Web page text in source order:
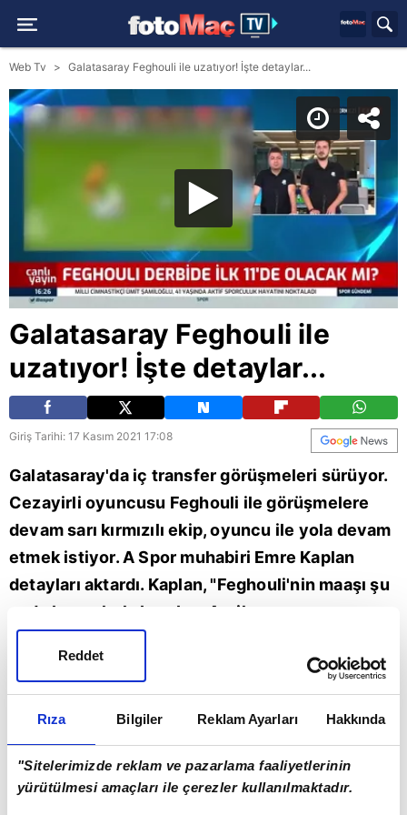
Rıza Bilgiler Reklam Ayarları Hakkında
"Sitelerimizde reklam ve pazarlama faaliyetlerinin
yürütülmesi amaçları ile çerezler kullanılmaktadır.
Reddet
Web Tv Galatasaray Feghouli ile uzatıyor! İşte detaylar...
Galatasaray Feghouli ile
uzatıyor! İşte detaylar...
Giriş Tarihi: 17 Kasım 2021 17:08
Galatasaray'da iç transfer görüşmeleri sürüyor.
Cezayirli oyuncusu Feghouli ile görüşmelere
devam sarı kırmızılı ekip, oyuncu ile yola devam
etmek istiyor. A Spor muhabiri Emre Kaplan
detayları aktardı. Kaplan, "Feghouli'nin maaşı şu
anda bonuslarla beraber 4 milyon euronun
üstüne çıkıyor. Galatasaray yönetimi ise
Cezayirli oyuncu için 1.5 milyon euro
düşünüyor. Feghouli teklifi kabul ederse 1+1
yıllık sözleşme imzalanacak." dedi. | Galatasaray
haberleri (GS spor haberi)
Galatasaray Spor cimbom